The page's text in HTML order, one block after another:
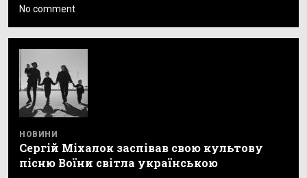
No comment
НОВИНИ
Сергій Міхалок заспівав свою культову
пісню Воїни світла українською